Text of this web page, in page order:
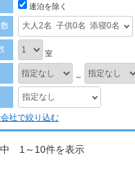
連泊を除く
大人2名 子供0名 添寝0名
室
～
指定なし
社で絞り込む
1～10件を表示